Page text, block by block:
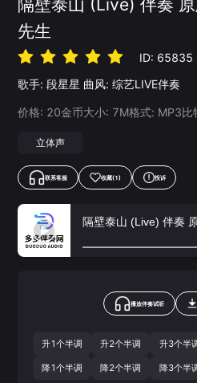
隔壁泰山 (Live) 伴奏
先生
ID: 65835
歌手: 段星星 曲风: 综艺LIVE伴奏
价格: 20金币大小: 7M格式: MP3比
立体声
联系客服 收藏(1) 投诉
隔壁泰山 (Live) 伴奏
播放伴奏试听
升1个半调 升2个半调 升3个半
降1个半调 降2个半调 降3个半